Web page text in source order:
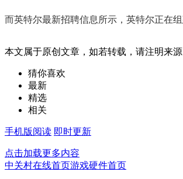
而英特尔最新招聘信息所示，英特尔正在
本文属于原创文章，如若转载，请注明来源
猜你喜欢
最新
精选
相关
手机版阅读 即时更新
点击加载更多内容
中关村在线首页游戏硬件首页